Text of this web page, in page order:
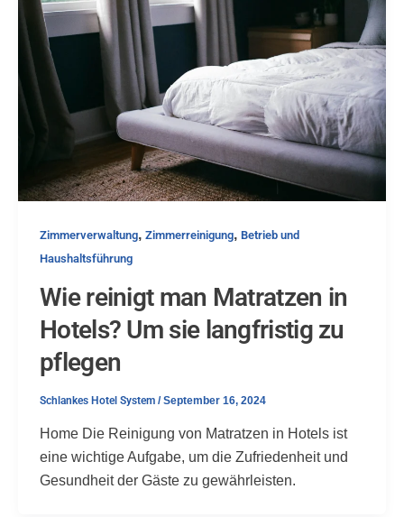
Zimmerverwaltung, Zimmerreinigung, Betrieb und
Haushaltsführung
Wie reinigt man Matratzen in
Hotels? Um sie langfristig zu
pflegen
Schlankes Hotel System /September 16, 2024
Home Die Reinigung von Matratzen in Hotels ist
eine wichtige Aufgabe, um die Zufriedenheit und
Gesundheit der Gäste zu gewährleisten.